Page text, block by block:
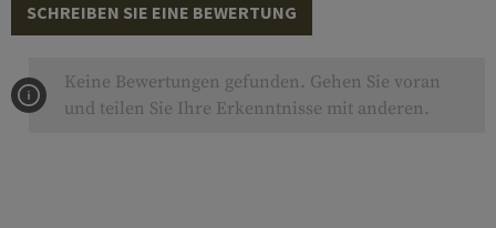
SCHREIBEN SIE EINE BEWERTUNG
Keine Bewertungen gefunden. Gehen Sie voran
und teilen Sie Ihre Erkenntnisse mit anderen.